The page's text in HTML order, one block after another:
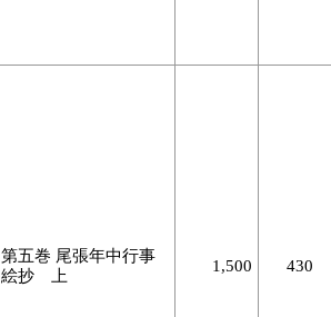
第五巻 尾張年中行事
絵抄 上
1,500 430